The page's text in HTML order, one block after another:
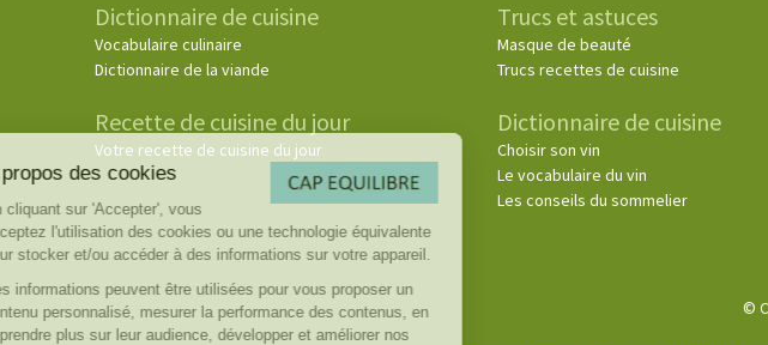
Dictionnaire de cuisine
Vocabulaire culinaire
Dictionnaire de la viande
Recette de cuisine du jour
Votre recette de cuisine du jour
Trucs et astuces
Masque de beauté
Trucs recettes de cuisine
Dictionnaire de cuisine
Choisir son vin
Le vocabulaire du vin
Les conseils du sommelier
©
À propos des cookies
En cliquant sur 'Accepter', vous
acceptez l'utilisation des cookies ou une technologie équivalente
pour stocker et/ou accéder à des informations sur votre appareil.
Ces informations peuvent être utilisées pour vous proposer un
contenu personnalisé, mesurer la performance des contenus, en
apprendre plus sur leur audience, développer et améliorer nos